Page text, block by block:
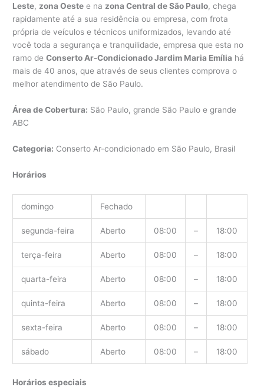
Leste, zona Oeste e na zona Central de São Paulo, chega
rapidamente até a sua residência ou empresa, com frota
própria de veículos e técnicos uniformizados, levando até
você toda a segurança e tranquilidade, empresa que esta no
ramo deConserto Ar-Condicionado Jardim Maria Emília há
mais de 40 anos, que através de seus clientes comprova o
melhor atendimento de São Paulo.
Área de Cobertura: São Paulo, grande São Paulo e grande
ABC
Categoria: Conserto Ar-condicionado em São Paulo, Brasil
Horários
domingo Fechado
segunda-feira Aberto 08:00 – 18:00
terça-feira Aberto 08:00 – 18:00
quarta-feira Aberto 08:00 – 18:00
quinta-feira Aberto 08:00 – 18:00
sexta-feira Aberto 08:00 – 18:00
sábado Aberto 08:00 – 18:00
Horários especiais